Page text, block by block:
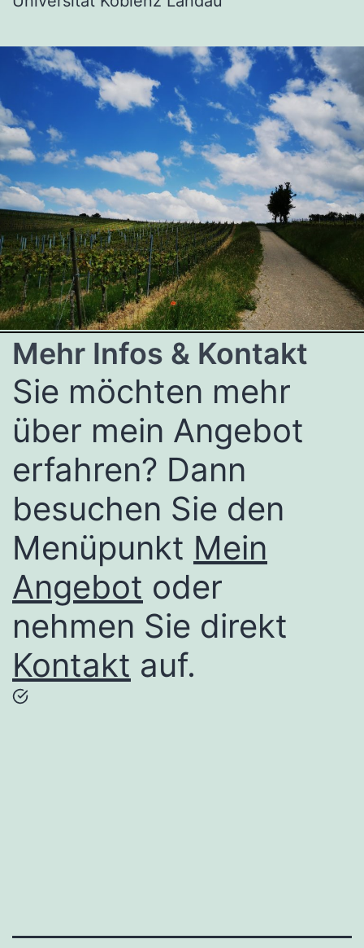
Mehr Infos & Kontakt
Sie möchten mehr
über mein Angebot
erfahren? Dann
besuchen Sie den
Menüpunkt Mein
Angebot oder
nehmen Sie direkt
Kontakt auf.